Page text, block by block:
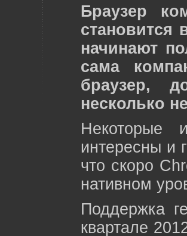
Браузер
начинают
сама
браузер,
несколько
Некоторые
интересны и
что скоро
нативном
Поддержка
квартале